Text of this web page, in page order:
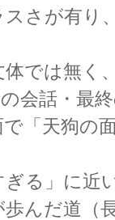
さが有り
体では無く
会話・最
「天狗の
る」に近
んだ道（